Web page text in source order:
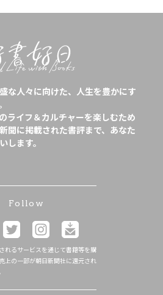
な人々に向けた、人生を豊かにす
ライフ＆カルチャーを楽しむため
聞に掲載された書評まで、あなた
します。
Follow
れるサービスを通じて書籍等を購
上の一部が朝日新聞社に還元され